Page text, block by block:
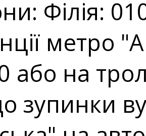
Філія:
або на
зупинки